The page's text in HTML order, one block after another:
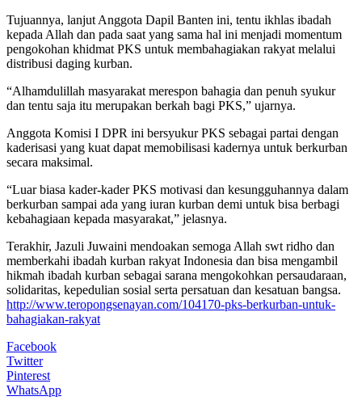
Tujuannya, lanjut Anggota Dapil Banten ini, tentu ikhlas ibadah
kepada Allah dan pada saat yang sama hal ini menjadi momentum
pengokohan khidmat PKS untuk membahagiakan rakyat melalui
distribusi daging kurban.
“Alhamdulillah masyarakat merespon bahagia dan penuh syukur
dan tentu saja itu merupakan berkah bagi PKS,” ujarnya.
Anggota Komisi I DPR ini bersyukur PKS sebagai partai dengan
kaderisasi yang kuat dapat memobilisasi kadernya untuk berkurban
secara maksimal.
“Luar biasa kader-kader PKS motivasi dan kesungguhannya dalam
berkurban sampai ada yang iuran kurban demi untuk bisa berbagi
kebahagiaan kepada masyarakat,” jelasnya.
Terakhir, Jazuli Juwaini mendoakan semoga Allah swt ridho dan
memberkahi ibadah kurban rakyat Indonesia dan bisa mengambil
hikmah ibadah kurban sebagai sarana mengokohkan persaudaraan,
solidaritas, kepedulian sosial serta persatuan dan kesatuan bangsa.
http://www.teropongsenayan.com/104170-pks-berkurban-untuk-
bahagiakan-rakyat
Facebook
Twitter
Pinterest
WhatsApp